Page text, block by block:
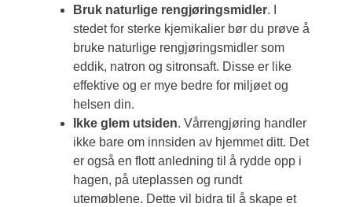
Bruk naturlige rengjøringsmidler. I
stedet for sterke kjemikalier bør du prøve å
bruke naturlige rengjøringsmidler som
eddik, natron og sitronsaft. Disse er like
effektive og er mye bedre for miljøet og
helsen din.
Ikke glem utsiden. Vårrengjøring handler
ikke bare om innsiden av hjemmet ditt. Det
er også en flott anledning til å rydde opp i
hagen, på uteplassen og rundt
utemøblene. Dette vil bidra til å skape et